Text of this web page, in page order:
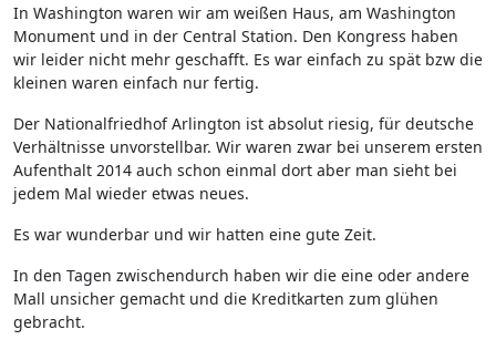
In Washington waren wir am weißen Haus, am Washington
Monument und in der Central Station. Den Kongress haben
wir leider nicht mehr geschafft. Es war einfach zu spät bzw die
kleinen waren einfach nur fertig.
Der Nationalfriedhof Arlington ist absolut riesig, für deutsche
Verhältnisse unvorstellbar. Wir waren zwar bei unserem ersten
Aufenthalt 2014 auch schon einmal dort aber man sieht bei
jedem Mal wieder etwas neues.
Es war wunderbar und wir hatten eine gute Zeit.
In den Tagen zwischendurch haben wir die eine oder andere
Mall unsicher gemacht und die Kreditkarten zum glühen
gebracht.